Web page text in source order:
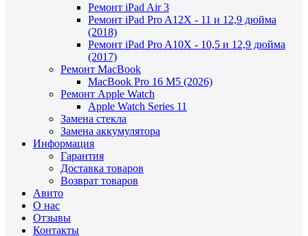
Ремонт iPad Air 3
Ремонт iPad Pro A12X - 11 и 12,9 дюйма
(2018)
Ремонт iPad Pro A10X - 10,5 и 12,9 дюйма
(2017)
Ремонт MacBook
MacBook Pro 16 M5 (2026)
Ремонт Apple Watch
Apple Watch Series 11
Замена стекла
Замена аккумулятора
Информация
Гарантия
Доставка товаров
Возврат товаров
Авито
О нас
Отзывы
Контакты